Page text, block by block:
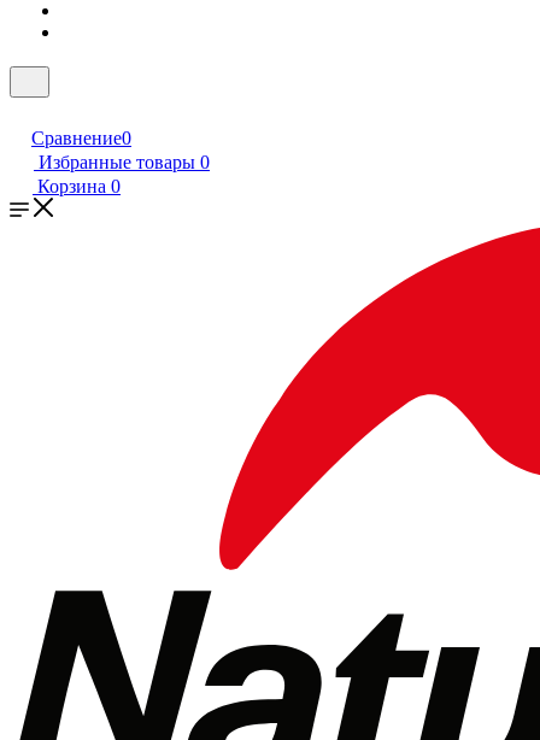
Сравнение0
Избранные товары 0
Корзина 0